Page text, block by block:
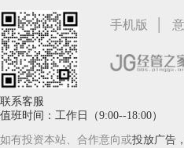
手机版 |
联系客服
值班时间：工作日（9:00--18:00）
如有投资本站、合作意向或投放广告